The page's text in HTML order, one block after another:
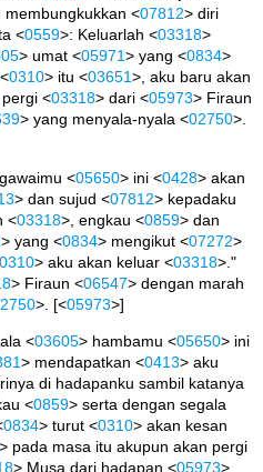
membungkukkan <07812> diri
<0559>: Keluarlah <03318>
> umat <05971> yang <0834>
0310> itu <03651>, aku baru akan
pergi <03318> dari <05973> Firaun
> yang menyala-nyala <02750>.
<05650> ini <0428> akan
> dan sujud <07812> kepadaku
<03318>, engkau <0859> dan
> yang <0834> mengikut <07272>
0310> aku akan keluar <03318>."
> Firaun <06547> dengan marah
>. [<05973>]
<03605> hambamu <05650> ini
> mendapatkan <0413> aku
di hadapanku sambil katanya
<0859> serta dengan segala
0834> turut <0310> akan kesan
> pada masa itu akupun akan pergi
> Musa dari hadapan <05973>